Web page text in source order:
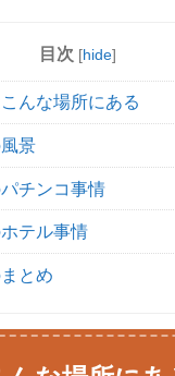
目次 [hide]
んな場所にある
景
チンコ事情
テル事情
とめ